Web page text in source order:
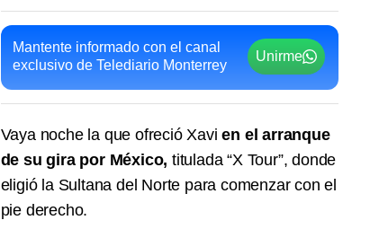
Mantente informado con el canal
exclusivo de Telediario Monterrey
Unirme
Vaya noche la que ofreció Xavien el arranque
de su gira por México, titulada “X Tour”, donde
eligió la Sultana del Norte para comenzar con el
pie derecho.